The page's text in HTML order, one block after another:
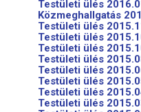
Testületi ülés
Közmeghallgatás
Testületi ülés
Testületi ülés
Testületi ülés
Testületi ülés
Testületi ülés
Testületi ülés
Testületi ülés
Testületi ülés